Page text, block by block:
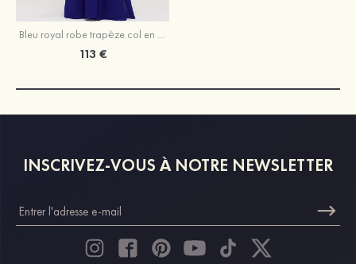
Bleu royal robe trapèze col en v mousseline longueur ras du sol robe de demoiselle d'honneur
113 €
INSCRIVEZ-VOUS À NOTRE NEWSLETTER